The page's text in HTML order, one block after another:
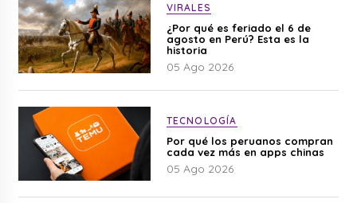
VIRALES
¿Por qué es feriado el 6 de
agosto en Perú? Esta es la
historia
05 Ago 2026
TECNOLOGÍA
Por qué los peruanos compran
cada vez más en apps chinas
05 Ago 2026